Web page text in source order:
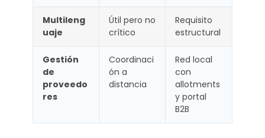
Multileng
uaje
Útil pero no
crítico
Requisito
estructural
Gestión
de
proveedo
res
Coordinaci
ón a
distancia
Red local
con
allotments
y portal
B2B